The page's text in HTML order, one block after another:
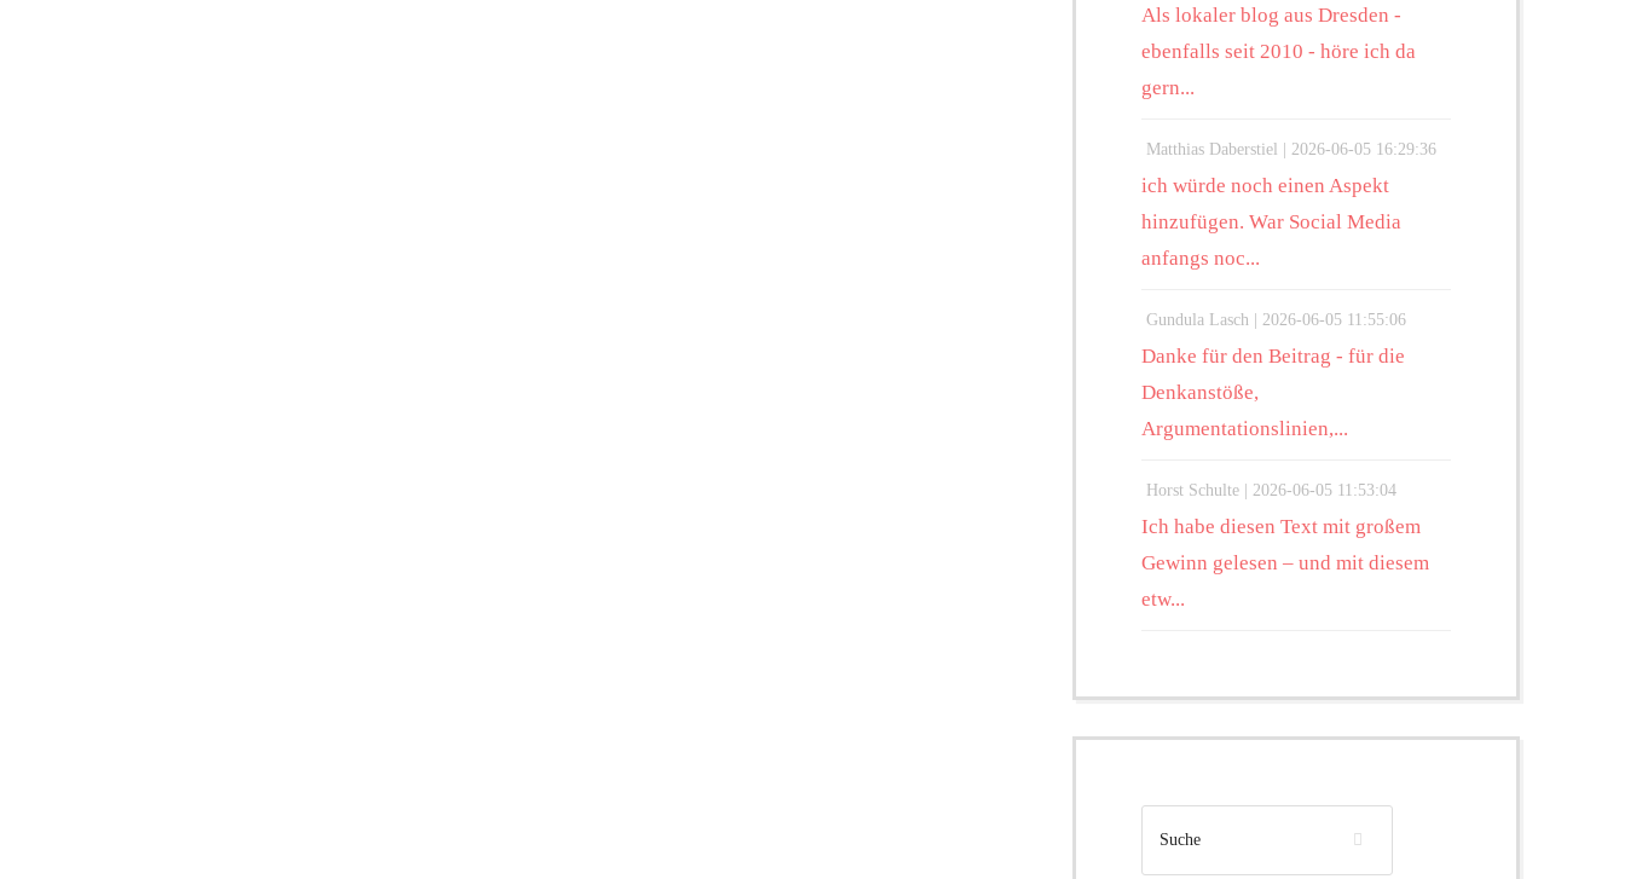
Als lokaler blog aus Dresden -
ebenfalls seit 2010 - höre ich da
gern...
Matthias Daberstiel | 2026-06-05 16:29:36
ich würde noch einen Aspekt
hinzufügen. War Social Media
anfangs noc...
Gundula Lasch | 2026-06-05 11:55:06
Danke für den Beitrag - für die
Denkanstöße,
Argumentationslinien,...
Horst Schulte | 2026-06-05 11:53:04
Ich habe diesen Text mit großem
Gewinn gelesen – und mit diesem
etw...